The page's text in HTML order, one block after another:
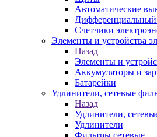
Автоматические
Счетчики
Элементы и устройства
Назад
Элементы и
Аккумуляторы и
Батарейки
Удлинители, сетевые
Назад
Удлинители,
Удлинители
Фильтры сетевые